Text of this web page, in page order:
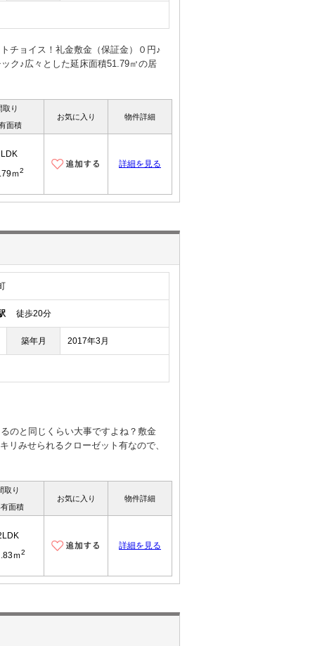
チョイス！礼金敷金（保証金）０円♪
ク♪広々とした延床面積51.79㎡の居
取り
面積
お気に入り 物件詳細
ｍ2
詳細を見る
徒歩20分
築年月 2017年3月
のと同じくらい大事ですよね？敷金
リみせられるクローゼット有なので、
取り
面積
お気に入り 物件詳細
ｍ2
詳細を見る